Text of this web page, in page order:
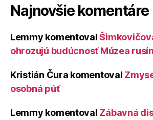
Najnovšie komentáre
Lemmy komentoval
ohrozujú budúcnosť Múzea
Kristián Čura komentoval
osobná púť
Lemmy komentoval Zábavná